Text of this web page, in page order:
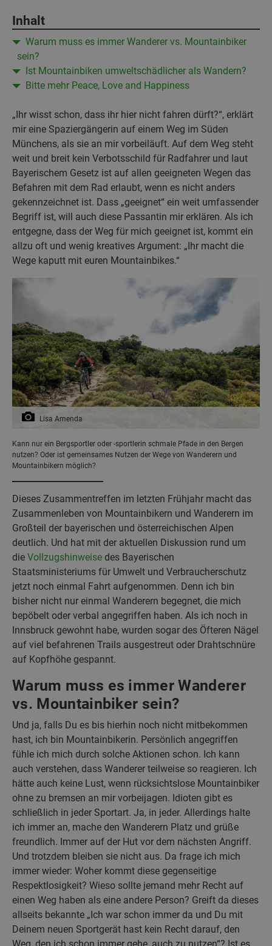
Inhalt
Warum muss es immer Wanderer vs. Mountainbiker
sein?
Ist Mountainbiken umweltschädlicher als Wandern?
Bitte mehr Peace, Love and Happiness
„Ihr wisst schon, dass ihr hier nicht fahren dürft?“, erklärt
mir eine Spaziergängerin auf einem Weg im Süden
Münchens, als sie an mir vorbeiläuft. Auf dem Weg steht
weit und breit kein Verbotsschild für Radfahrer und laut
Bayerischem Gesetz ist auf allen geeigneten Wegen das
Befahren mit dem Rad erlaubt, wenn es nicht anders
gekennzeichnet ist. Dass „geeignet“ ein weit umfassender
Begriff ist, will auch diese Passantin mir erklären. Als ich
entgegne, dass der Weg für mich geeignet ist, kommt ein
allzu oft und wenig kreatives Argument: „Ihr macht die
Wege kaputt mit euren Mountainbikes.“
Lisa Amenda
Kann nur ein Bergsportler oder -sportlerin schmale Pfade in den Bergen
nutzen? Oder ist gemeinsames Nutzen der Wege von Wanderern und
Mountainbikern möglich?
Dieses Zusammentreffen im letzten Frühjahr macht das
Zusammenleben von Mountainbikern und Wanderern im
Großteil der bayerischen und österreichischen Alpen
deutlich. Und hat mit der aktuellen Diskussion rund um
die Vollzugshinweise des Bayerischen
Staatsministeriums für Umwelt und Verbraucherschutz
jetzt noch einmal Fahrt aufgenommen. Denn ich bin
bisher nicht nur einmal Wanderern begegnet, die mich
bepöbelt oder verbal angegriffen haben. Als ich noch in
Innsbruck gewohnt habe, wurden sogar des Öfteren Nägel
auf viel befahrenen Trails ausgestreut oder Drahtschnüre
auf Kopfhöhe gespannt.
Warum muss es immer Wanderer
vs. Mountainbiker sein?
Und ja, falls Du es bis hierhin noch nicht mitbekommen
hast, ich bin Mountainbikerin. Persönlich angegriffen
fühle ich mich durch solche Aktionen schon. Ich kann
auch verstehen, dass Wanderer teilweise so reagieren. Ich
hätte auch keine Lust, wenn rücksichtslose Mountainbiker
ohne zu bremsen an mir vorbeijagen. Idioten gibt es
schließlich in jeder Sportart. Ja, in jeder. Allerdings halte
ich immer an, mache den Wanderern Platz und grüße
freundlich. Immer auf der Hut vor dem nächsten Angriff.
Und trotzdem bleiben sie nicht aus. Da frage ich mich
immer wieder: Woher kommt diese gegenseitige
Respektlosigkeit? Wieso sollte jemand mehr Recht auf
einen Weg haben als eine andere Person? Greift da dieses
allseits bekannte „Ich war schon immer da und Du mit
Deinem neuen Sportgerät hast kein Recht darauf, den